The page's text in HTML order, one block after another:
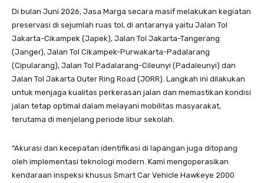
Di bulan Juni 2026, Jasa Marga secara masif melakukan kegiatan
preservasi di sejumlah ruas tol, di antaranya yaitu Jalan Tol
Jakarta-Cikampek (Japek), Jalan Tol Jakarta-Tangerang
(Janger), Jalan Tol Cikampek-Purwakarta-Padalarang
(Cipularang), Jalan Tol Padalarang-Cileunyi (Padaleunyi) dan
Jalan Tol Jakarta Outer Ring Road (JORR). Langkah ini dilakukan
untuk menjaga kualitas perkerasan jalan dan memastikan kondisi
jalan tetap optimal dalam melayani mobilitas masyarakat,
terutama di menjelang periode libur sekolah.
“Akurasi dan kecepatan identifikasi di lapangan juga ditopang
oleh implementasi teknologi modern. Kami mengoperasikan
kendaraan inspeksi khusus Smart Car Vehicle Hawkeye 2000